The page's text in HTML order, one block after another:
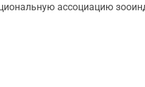
ассоциацию